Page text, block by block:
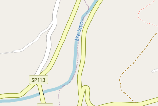
Consigliere
LUIGINO SARDELLINI
Consigliere